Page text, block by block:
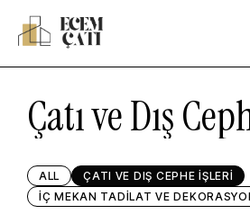
Çatı ve Dış
ALL
ÇATI VE DIŞ CEPHE İŞLERI
İÇ MEKAN TADILAT VE